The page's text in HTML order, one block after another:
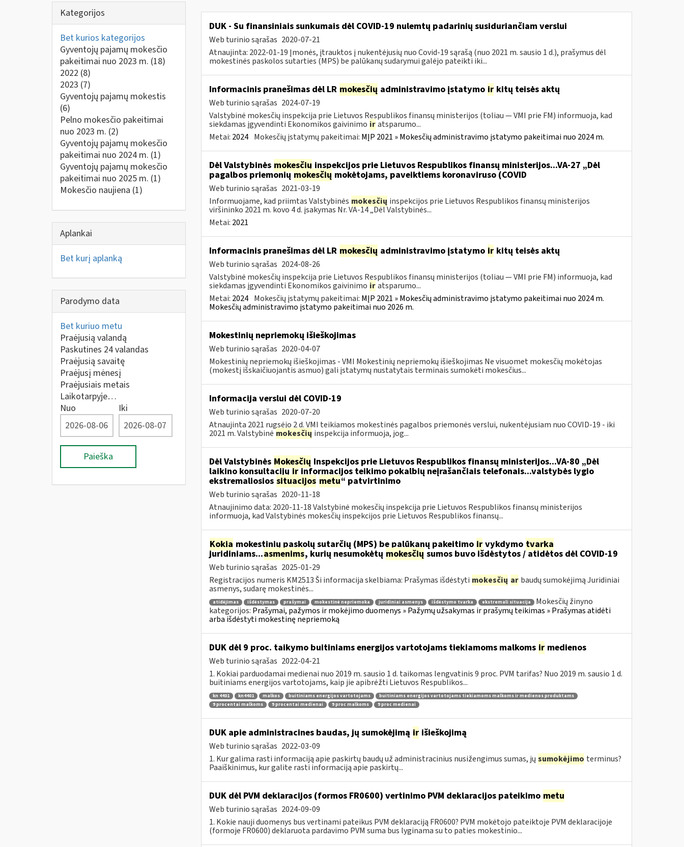
Kategorijos
Bet kurios kategorijos
Gyventojų pajamų mokesčio
pakeitimai nuo 2023 m. (18)
2022 (8)
2023 (7)
Gyventojų pajamų mokestis
(6)
Pelno mokesčio pakeitimai
nuo 2023 m. (2)
Gyventojų pajamų mokesčio
pakeitimai nuo 2024 m. (1)
Gyventojų pajamų mokesčio
pakeitimai nuo 2025 m. (1)
Mokesčio naujiena (1)
Aplankai
Bet kurį aplanką
Parodymo data
Bet kuriuo metu
Praėjusią valandą
Paskutines 24 valandas
Praėjusią savaitę
Praėjusį mėnesį
Praėjusiais metais
Laikotarpyje…
Nuo
Iki
Paieška
DUK - Su finansiniais sunkumais dėl COVID-19 nulemtų padarinių susiduriančiam verslui
Web turinio sąrašas 2020-07-21
Atnaujinta: 2022-01-19 Įmonės, įtrauktos į nukentėjusių nuo Covid-19 sąrašą (nuo 2021 m. sausio 1 d.), prašymus dėl
mokestinės paskolos sutarties (MPS) be palūkanų sudarymui galėjo pateikti iki...
Informacinis pranešimas dėl LR mokesčių administravimo įstatymo irkitų teisės aktų
Web turinio sąrašas 2024-07-19
Valstybinė mokesčių inspekcija prie Lietuvos Respublikos finansų ministerijos (toliau — VMI prie FM) informuoja, kad
siekdamas įgyvendinti Ekonomikos gaivinimo ir atsparumo...
Metai: 2024 Mokesčių įstatymų pakeitimai: MĮP 2021 » Mokesčių administravimo įstatymo pakeitimai nuo 2024 m.
Dėl Valstybinės mokesčiųinspekcijos prie Lietuvos Respublikos finansų ministerijos...VA-27 „Dėl
pagalbos priemoniųmokesčių mokėtojams, paveiktiems koronaviruso (COVID
Web turinio sąrašas 2021-03-19
Informuojame, kad priimtas Valstybinės mokesčių inspekcijos prie Lietuvos Respublikos finansų ministerijos
viršininko 2021 m. kovo 4 d. įsakymas Nr. VA-14 „Dėl Valstybinės...
Metai: 2021
Informacinis pranešimas dėl LR mokesčių administravimo įstatymo irkitų teisės aktų
Web turinio sąrašas 2024-08-26
Valstybinė mokesčių inspekcija prie Lietuvos Respublikos finansų ministerijos (toliau — VMI prie FM) informuoja, kad
siekdamas įgyvendinti Ekonomikos gaivinimo ir atsparumo...
Metai: 2024 Mokesčių įstatymų pakeitimai: MĮP 2021 » Mokesčių administravimo įstatymo pakeitimai nuo 2024 m.
Mokesčių administravimo įstatymo pakeitimai nuo 2026 m.
Mokestinių nepriemokų išieškojimas
Web turinio sąrašas 2020-04-07
Mokestinių nepriemokų išieškojimas - VMI Mokestinių nepriemokų išieškojimas Ne visuomet mokesčių mokėtojas
(mokestį išskaičiuojantis asmuo) gali įstatymų nustatytais terminais sumokėti mokesčius...
Informacija verslui dėl COVID-19
Web turinio sąrašas 2020-07-20
Atnaujinta 2021 rugsėjo 2 d. VMI teikiamos mokestinės pagalbos priemonės verslui, nukentėjusiam nuo COVID-19 - iki
2021 m. Valstybinė mokesčių inspekcija informuoja, jog...
Dėl Valstybinės Mokesčių Inspekcijos prie Lietuvos Respublikos finansų ministerijos...VA-80 „Dėl
laikino konsultacijųirinformacijos teikimo pokalbių neįrašančiais telefonais...valstybės lygio
ekstremaliosios situacijos metu“ patvirtinimo
Web turinio sąrašas 2020-11-18
Atnaujinimo data: 2020-11-18 Valstybinė mokesčių inspekcija prie Lietuvos Respublikos finansų ministerijos
informuoja, kad Valstybinės mokesčių inspekcijos prie Lietuvos Respublikos finansų...
Kokia mokestinių paskolų sutarčių (MPS) be palūkanų pakeitimo irvykdymo tvarka
juridiniams...asmenims, kurių nesumokėtų mokesčių sumos buvo išdėstytos / atidėtos dėl COVID-19
Web turinio sąrašas 2025-01-29
Registracijos numeris KM2513 Ši informacija skelbiama: Prašymas išdėstyti mokesčių ar baudų sumokėjimą Juridiniai
asmenys, sudarę mokestinės...
atidėjimas išdėstymas prašymai mokestinė nepriemoka juridiniai asmenys išdėstymo tvarka ekstremali situacija
Mokesčių žinyno
kategorijos: Prašymai, pažymos ir mokėjimo duomenys » Pažymų užsakymas ir prašymų teikimas » Prašymas atidėti
arba išdėstyti mokestinę nepriemoką
DUK dėl 9 proc. taikymo buitiniams energijos vartotojams tiekiamoms malkoms irmedienos
Web turinio sąrašas 2022-04-21
1. Kokiai parduodamai medienai nuo 2019 m. sausio 1 d. taikomas lengvatinis 9 proc. PVM tarifas? Nuo 2019 m. sausio 1 d.
buitiniams energijos vartotojams, kaip jie apibrėžti Lietuvos Respublikos...
kn 4401 kn4401 malkos buitiniams energijos vartotojams
buitiniams energijos vartotojams tiekiamoms malkoms ir medienos produktams
9 procentai malkoms
9 procentai medienai 9 proc malkoms 9 proc medienai
DUK apie administracines baudas, jų sumokėjimą irišieškojimą
Web turinio sąrašas 2022-03-09
1. Kur galima rasti informaciją apie paskirtų baudų už administracinius nusižengimus sumas, jų sumokėjimo terminus?
Paaiškinimus, kur galite rasti informaciją apie paskirtų...
DUK dėl PVM deklaracijos (formos FR0600) vertinimo PVM deklaracijos pateikimo metu
Web turinio sąrašas 2024-09-09
1. Kokie nauji duomenys bus vertinami pateikus PVM deklaraciją FR0600? PVM mokėtojo pateiktoje PVM deklaracijoje
(formoje FR0600) deklaruota pardavimo PVM suma bus lyginama su to paties mokestinio...